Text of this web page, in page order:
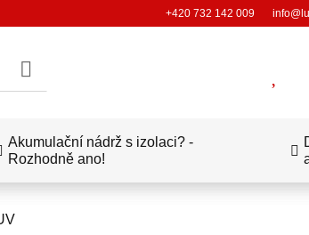
+420 732 142 009
Akumulační nádrž s izolaci? -
Rozhodně ano!